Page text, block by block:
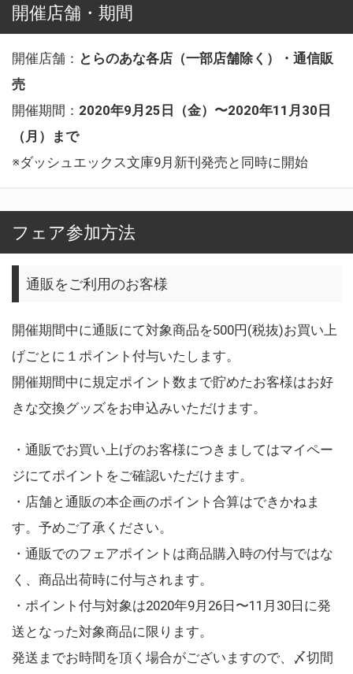
開催店舗・期間
開催店舗： とらのあな各店（一部店舗除く）・通信販
売
開催期間： 2020年9月25日（金）〜2020年11月30日
（月）まで
※ダッシュエックス文庫9月新刊発売と同時に開始
フェア参加方法
通販をご利用のお客様
開催期間中に通販にて対象商品を500円(税抜)お買い上
げごとに１ポイント付与いたします。
開催期間中に規定ポイント数まで貯めたお客様はお好
きな交換グッズをお申込みいただけます。
・通販でお買い上げのお客様につきましてはマイペー
ジにてポイントをご確認いただけます。
・店舗と通販の本企画のポイント合算はできかねま
す。予めご了承ください。
・通販でのフェアポイントは商品購入時の付与ではな
く、商品出荷時に付与されます。
・ポイント付与対象は2020年9月26日〜11月30日に発
送となった対象商品に限ります。
発送までお時間を頂く場合がございますので、〆切間